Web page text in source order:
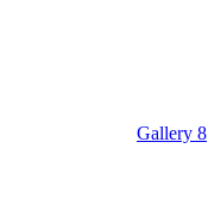
Gallery 8